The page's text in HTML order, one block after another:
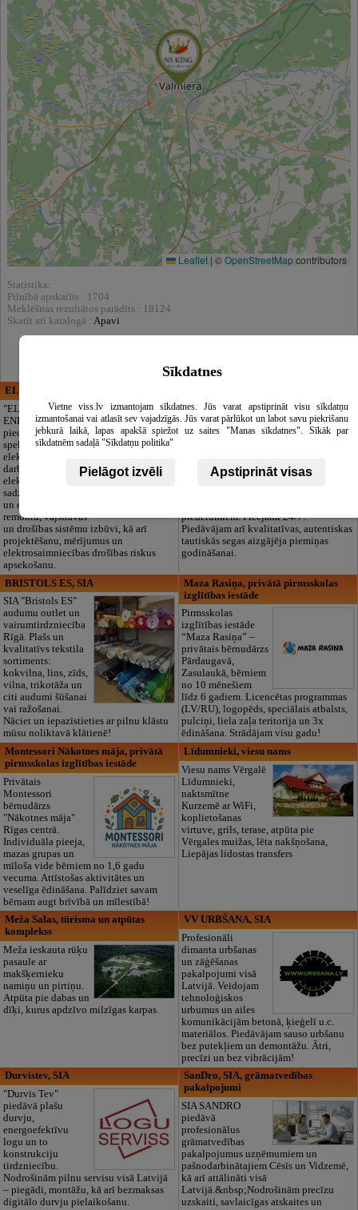
Leaflet | ©OpenStreetMapcontributors
Statistika:
Pilnībā apskatīts : 1704
Meklēšnas rezultātos parādīts : 18124
Skatīt arī katalogā : Apavi
ELECTRIC ENERGY
"ELECTRIC
ENERGY Kandava"
piedāvā pilna
spektra
elektromontāžas
darbus,
elektroinstalācijas,
sadzīves tehnikas
un elektronikas
remontu, vājstrāvas
un drošības sistēmu izbūvi, kā arī
projektēšanu, mērījumus un
elektrosaimniecības drošības riskus
apsekošanu.
PAKALPOJUMI, SIA
Cieņpilnas atvadas
bez liekām raizēm.
pilnas bēru
organizēšanas un
piederumiem. Pieejami 24/7.
Piedāvājam arī kvalitatīvas, autentiskas
tautiskās segas aizgājēja piemiņas
godināšanai.
BRISTOLS ES, SIA
SIA "Bristols ES"
audumu outlet un
vairumtirdzniecība
Rīgā. Plašs un
kvalitatīvs tekstila
sortiments:
kokvilna, lins, zīds,
vilna, trikotāža un
citi audumi šūšanai
vai ražošanai.
Nāciet un iepazīstieties ar pilnu klāstu
mūsu noliktavā klātienē!
Maza Rasiņa, privātā pirmsskolas
izglītības iestāde
Pirmsskolas
izglītības iestāde
“Maza Rasiņa” –
privātais bērnudārzs
Pārdaugavā,
Zasulaukā, bērniem
no 10 mēnešiem
līdz 6 gadiem. Licencētas programmas
(LV/RU), logopēds, speciālais atbalsts,
pulciņi, liela zaļa teritorija un 3x
ēdināšana. Strādājam visu gadu!
Montessori Nākotnes māja, privātā
pirmsskolas izglītības iestāde
Privātais
Montessori
bērnudārzs
"Nākotnes māja"
Rīgas centrā.
Individuāla pieeja,
mazas grupas un
mīloša vide bērniem no 1,6 gadu
vecuma. Attīstošas aktivitātes un
veselīga ēdināšana. Palīdziet savam
bērnam augt brīvībā un mīlestībā!
Līdumnieki, viesu nams
Viesu nams Vērgalē
Līdumnieki,
naktsmītne
Kurzemē ar WiFi,
koplietošanas
virtuve, grils, terase, atpūta pie
Vērgales muižas, lēta nakšņošana,
Liepājas lidostas transfers
Meža Salas, tūrisma un atpūtas
komplekss
Meža ieskauta rūķu
pasaule ar
makšķernieku
namiņu un pirtiņu.
Atpūta pie dabas un
dīķi, kurus apdzīvo milzīgas karpas.
VV URBŠANA, SIA
Profesionāli
dimanta urbšanas
un zāģēšanas
pakalpojumi visā
Latvijā. Veidojam
tehnoloģiskos
urbumus un ailes
komunikācijām betonā, ķieģelī u.c.
materiālos. Piedāvājam sauso urbšanu
bez putekļiem un demontāžu. Ātri,
precīzi un bez vibrācijām!
Durvistev, SIA
"Durvis Tev"
piedāvā plašu
durvju,
energoefektīvu
logu un to
konstrukciju
tirdzniecību.
Nodrošinām pilnu servisu visā Latvijā
– piegādi, montāžu, kā arī bezmaksas
digitālo durvju pielaikošanu.
SanDro, SIA, grāmatvedības
pakalpojumi
SIA SANDRO
piedāvā
profesionālus
grāmatvedības
pakalpojumus uzņēmumiem un
pašnodarbinātajiem Cēsīs un Vidzemē,
kā arī attālināti visā
Latvijā.&nbsp;Nodrošinām precīzu
uzskaiti, savlaicīgas atskaites un
Sīkdatnes
Vietne viss.lv izmantojam sīkdatnes. Jūs varat apstiprināt visu sīkdatņu
izmantošanai vai atlasīt sev vajadzīgās. Jūs varat pārlūkot un labot savu piekrišanu
jebkurā laikā, lapas apakšā spiežot uz saites "Manas sīkdatnes". Sīkāk par
sīkdatnēm sadaļā "Sīkdatņu politika"
Pielāgot izvēli Apstiprināt visas